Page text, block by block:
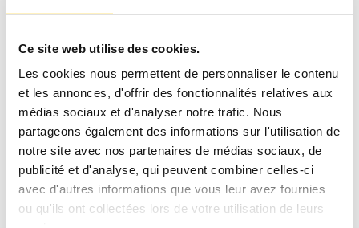
Ce site web utilise des cookies.
Les cookies nous permettent de personnaliser le contenu
et les annonces, d'offrir des fonctionnalités relatives aux
médias sociaux et d'analyser notre trafic. Nous
partageons également des informations sur l'utilisation de
notre site avec nos partenaires de médias sociaux, de
publicité et d'analyse, qui peuvent combiner celles-ci
avec d'autres informations que vous leur avez fournies
ou qu'ils ont collectées lors de votre utilisation de leurs